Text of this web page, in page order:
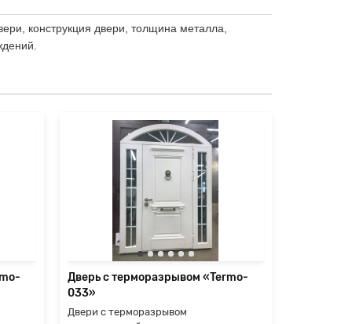
конструкция двери, толщина металла,
Дверь с терморазрывом «Termo-
033»
Двери с терморазрывом